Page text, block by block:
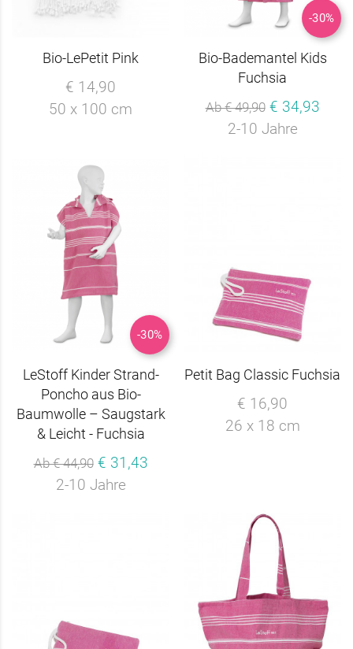
Bio-LePetit Pink
€ 14,90
50 x 100 cm
-30%
Bio-Bademantel Kids
Fuchsia
Ab € 49,90 € 34,93
2-10 Jahre
-30%
LeStoff Kinder Strand-
Poncho aus Bio-
Baumwolle – Saugstark
& Leicht - Fuchsia
Ab € 44,90 € 31,43
2-10 Jahre
Petit Bag Classic Fuchsia
€ 16,90
26 x 18 cm